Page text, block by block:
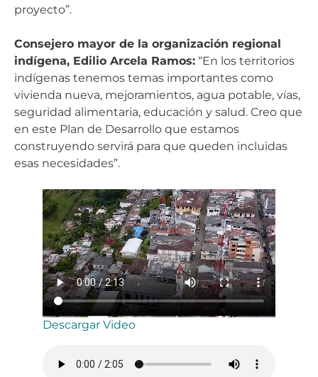
proyecto”.
Consejero mayor de la organización regional
indígena, Edilio Arcela Ramos: “En los territorios
indígenas tenemos temas importantes como
vivienda nueva, mejoramientos, agua potable, vías,
seguridad alimentaria, educación y salud. Creo que
en este Plan de Desarrollo que estamos
construyendo servirá para que queden incluidas
esas necesidades”.
Descargar Video